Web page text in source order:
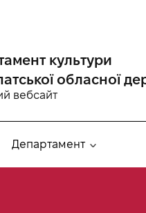
культури
обласної
вебсайт
Департамент